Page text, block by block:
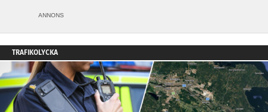
ANNONS
TRAFIKOLYCKA